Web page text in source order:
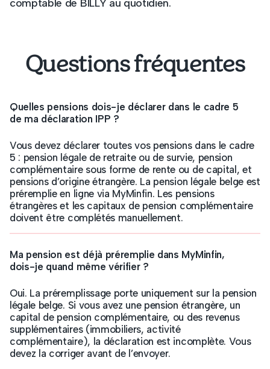
comptable de BILLY au quotidien.
Questions fréquentes
Quelles pensions dois-je déclarer dans le cadre 5
de ma déclaration IPP ?
Vous devez déclarer toutes vos pensions dans le cadre
5 : pension légale de retraite ou de survie, pension
complémentaire sous forme de rente ou de capital, et
pensions d’origine étrangère. La pension légale belge est
préremplie en ligne via MyMinfin. Les pensions
étrangères et les capitaux de pension complémentaire
doivent être complétés manuellement.
Ma pension est déjà préremplie dans MyMinfin,
dois-je quand même vérifier ?
Oui. La préremplissage porte uniquement sur la pension
légale belge. Si vous avez une pension étrangère, un
capital de pension complémentaire, ou des revenus
supplémentaires (immobiliers, activité
complémentaire), la déclaration est incomplète. Vous
devez la corriger avant de l’envoyer.